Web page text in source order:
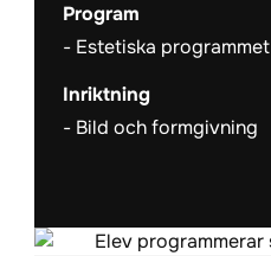
Program
Estetiska programmet
Inriktning
Bild och formgivning